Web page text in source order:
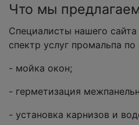
Что мы
Специалисты нашего
спектр услуг промальпа
- мойка окон;
- герметизация
- установка карнизов и